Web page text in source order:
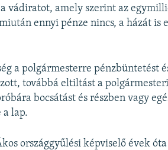
vádiratot, amely szerint az
miután ennyi pénze nincs, a házát
a polgármesterre pénzbüntetést
továbbá eltiltást a
bocsátást és részben vagy
a lap.
országgyűlési képviselő évek